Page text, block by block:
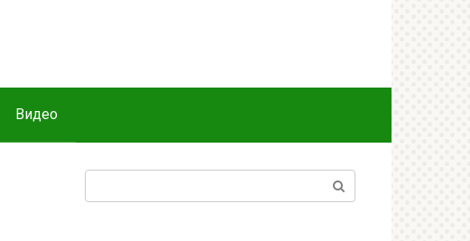
Видео